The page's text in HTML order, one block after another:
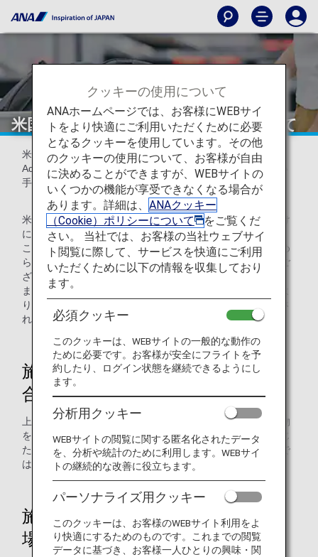
米国出入国時の手荷物の取扱いについて
米国当局(運輸保安局：Transportation Security
Administration)より、爆弾テロ等への警戒強化を機に新しい
手荷物検査体制の通知がされています。
米国の各空港を出発または、乗り継ぎされるお客様がお預け
になる手荷物については、「預ける手荷物には施錠しない」
ことが求められております。検査結果、不審物反応等が認め
られる場合、当局係員による中身の検査が行われることがご
ざいます。
また施錠されている手荷物は、状況によっては当局判断によ
り手荷物所有者、航空会社への告知なしに鍵を壊して検査さ
れる場合もございますのでご留意ください。
施錠して手荷物をお預けになる場
合
上記内容をご留意の上、貴重品、高価品等は含まず、手荷物
をお預けください。なお、米国当局による検査によって生じ
た手荷物（鍵部分も含む）の破損・没収については、ANAで
は免責とさせていただきますので予めご了承ください。
施錠せずに手荷物をお預けになる
場合
クッキーの使用について
ANAホームページでは、お客様にWEBサイ
トをより快適にご利用いただくために必要
となるクッキーを使用しています。その他
のクッキーの使用について、お客様が自由
に決めることができますが、WEBサイトの
いくつかの機能が享受できなくなる場合が
あります。詳細は、 ANAクッキー
（Cookie）ポリシーについて
をご覧くだ
さい。 当社では、お客様の当社ウェブサイ
ト閲覧に際して、サービスを快適にご利用
いただくために以下の情報を収集しており
ます。
必須クッキー
このクッキーは、WEBサイトの一般的な動作の
ために必要です。お客様が安全にフライトを予
約したり、ログイン状態を継続できるようにし
ます。
分析用クッキー
WEBサイトの閲覧に関する匿名化されたデータ
を、分析や統計のために利用します。WEBサイ
トの継続的な改善に役立ちます。
パーソナライズ用クッキー
このクッキーは、お客様のWEBサイト利用をよ
り快適にするためのものです。これまでの閲覧
データに基づき、お客様一人ひとりの興味・関